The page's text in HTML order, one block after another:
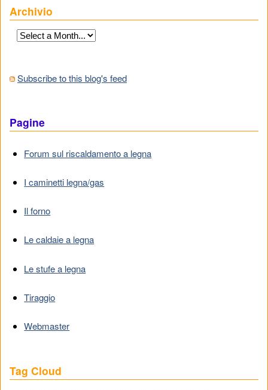
Archivio
Subscribe to this blog's feed
Pagine
Forum sul riscaldamento a legna
I caminetti legna/gas
Il forno
Le caldaie a legna
Le stufe a legna
Tiraggio
Webmaster
Tag Cloud